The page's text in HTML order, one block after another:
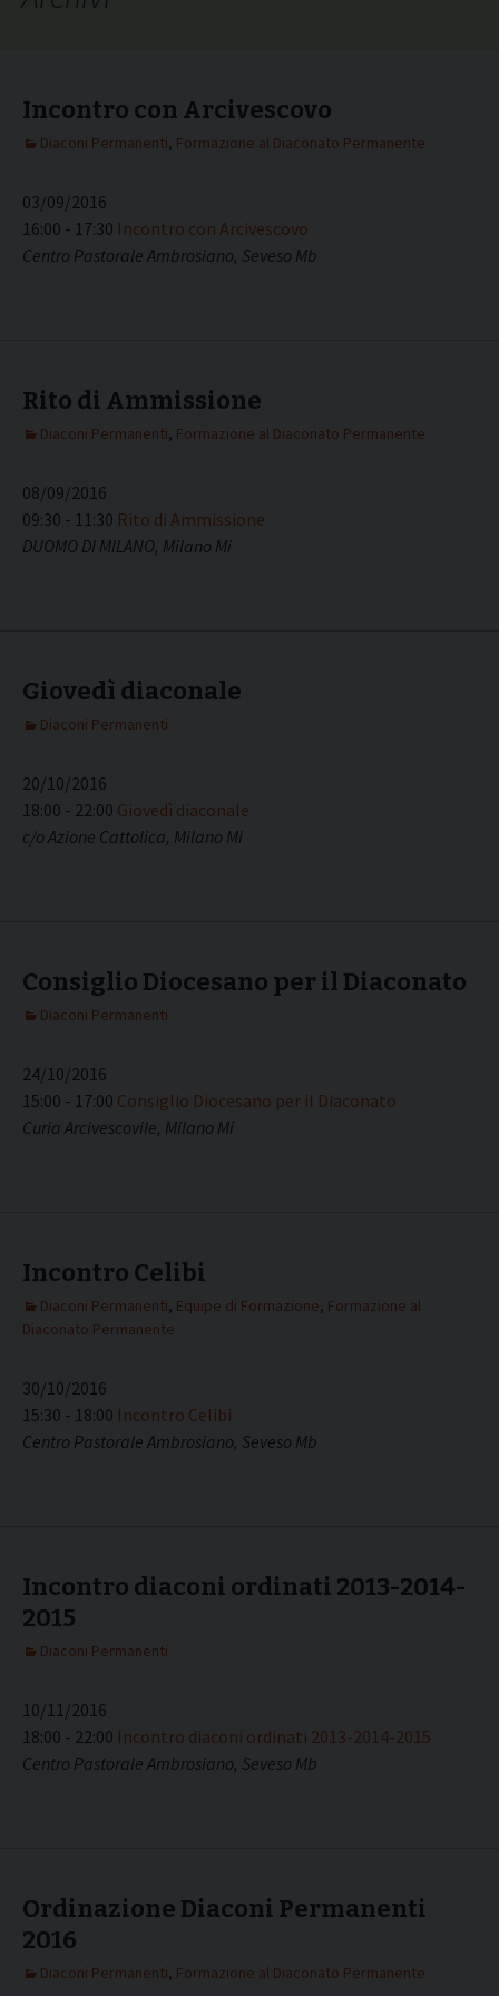
Incontro con Arcivescovo
Diaconi Permanenti, Formazione al Diaconato Permanente
03/09/2016
16:00 - 17:30 Incontro con Arcivescovo
Centro Pastorale Ambrosiano, Seveso Mb
Rito di Ammissione
Diaconi Permanenti, Formazione al Diaconato Permanente
08/09/2016
09:30 - 11:30 Rito di Ammissione
DUOMO DI MILANO, Milano Mi
Giovedì diaconale
Diaconi Permanenti
20/10/2016
18:00 - 22:00 Giovedì diaconale
c/o Azione Cattolica, Milano Mi
Consiglio Diocesano per il Diaconato
Diaconi Permanenti
24/10/2016
15:00 - 17:00 Consiglio Diocesano per il Diaconato
Curia Arcivescovile, Milano Mi
Incontro Celibi
Diaconi Permanenti, Equipe di Formazione, Formazione al
Diaconato Permanente
30/10/2016
15:30 - 18:00 Incontro Celibi
Centro Pastorale Ambrosiano, Seveso Mb
Incontro diaconi ordinati 2013-2014-
2015
Diaconi Permanenti
10/11/2016
18:00 - 22:00 Incontro diaconi ordinati 2013-2014-2015
Centro Pastorale Ambrosiano, Seveso Mb
Ordinazione Diaconi Permanenti
2016
Diaconi Permanenti, Formazione al Diaconato Permanente